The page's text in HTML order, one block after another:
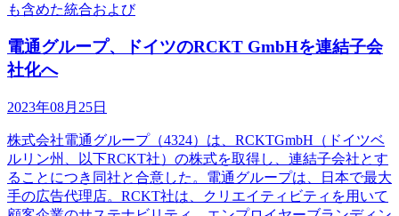
も含めた統合および
電通グループ、ドイツのRCKT GmbHを連結子会
社化へ
2023年08月25日
株式会社電通グループ（4324）は、RCKTGmbH（ドイツベ
ルリン州、以下RCKT社）の株式を取得し、連結子会社とす
ることにつき同社と合意した。電通グループは、日本で最大
手の広告代理店。RCKT社は、クリエイティビティを用いて